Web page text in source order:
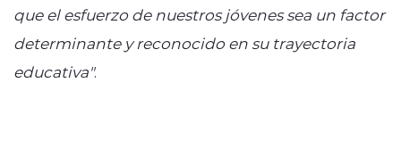
que el esfuerzo de nuestros jóvenes sea un factor
determinante y reconocido en su trayectoria
educativa".